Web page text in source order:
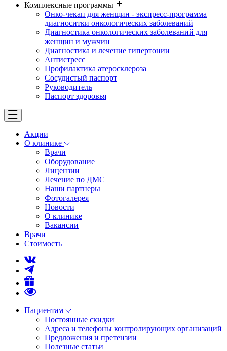
Комплексные программы
Онко-чекап для женщин - экспресс-программа
диагноситки онкологических заболеваний
Диагностика онкологических заболеваний для
женщин и мужчин
Диагностика и лечение гипертонии
Антистресс
Профилактика атеросклероза
Сосудистый паспорт
Руководитель
Паспорт здоровья
Акции
О клинике
Врачи
Оборудование
Лицензии
Лечение по ДМС
Наши партнеры
Фотогалерея
Новости
О клинике
Вакансии
Врачи
Стоимость
Пациентам
Постоянные скидки
Адреса и телефоны контролирующих организаций
Предложения и претензии
Полезные статьи